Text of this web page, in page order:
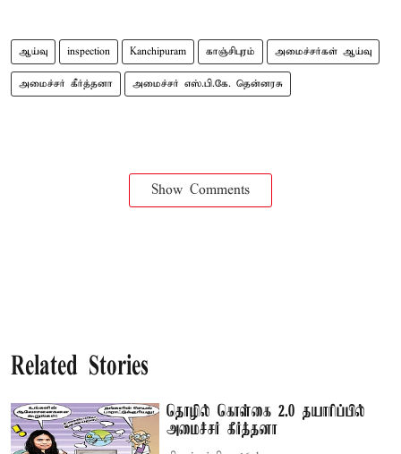
ஆய்வு inspection Kanchipuram காஞ்சிபுரம் அமைச்சர்கள் ஆய்வு
அமைச்சர் கீர்த்தனா அமைச்சர் எஸ்.பி.கே. தென்னரசு
Show Comments
Related Stories
தொழில் கொள்கை 2.0 தயாரிப்பில்
அமைச்சர் கீர்த்தனா